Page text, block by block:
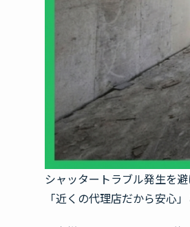
シャッタートラブル発生を
「近くの代理店だから安心